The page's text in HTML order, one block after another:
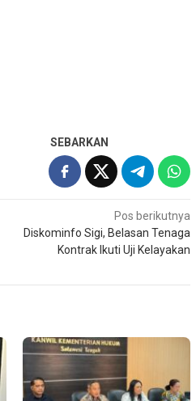
SEBARKAN
Pos berikutnya
Diskominfo Sigi, Belasan Tenaga
Kontrak Ikuti Uji Kelayakan